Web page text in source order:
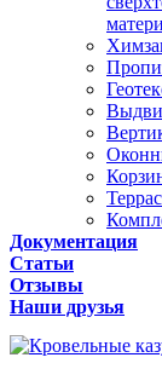
Документация
Статьи
Отзывы
Наши друзья